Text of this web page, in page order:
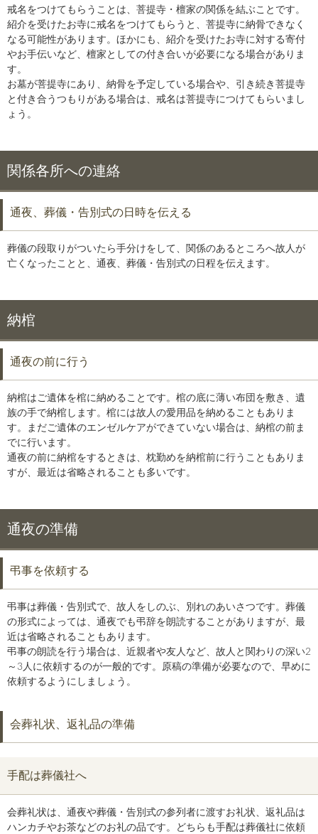
戒名をつけてもらうことは、菩提寺・檀家の関係を結ぶことです。
紹介を受けたお寺に戒名をつけてもらうと、菩提寺に納骨できなく
なる可能性があります。ほかにも、紹介を受けたお寺に対する寄付
やお手伝いなど、檀家としての付き合いが必要になる場合がありま
す。
お墓が菩提寺にあり、納骨を予定している場合や、引き続き菩提寺
と付き合うつもりがある場合は、戒名は菩提寺につけてもらいまし
ょう。
関係各所への連絡
通夜、葬儀・告別式の日時を伝える
葬儀の段取りがついたら手分けをして、関係のあるところへ故人が
亡くなったことと、通夜、葬儀・告別式の日程を伝えます。
納棺
通夜の前に行う
納棺はご遺体を棺に納めることです。棺の底に薄い布団を敷き、遺
族の手で納棺します。棺には故人の愛用品を納めることもありま
す。まだご遺体のエンゼルケアができていない場合は、納棺の前ま
でに行います。
通夜の前に納棺をするときは、枕勤めを納棺前に行うこともありま
すが、最近は省略されることも多いです。
通夜の準備
弔事を依頼する
弔事は葬儀・告別式で、故人をしのぶ、別れのあいさつです。葬儀
の形式によっては、通夜でも弔辞を朗読することがありますが、最
近は省略されることもあります。
弔事の朗読を行う場合は、近親者や友人など、故人と関わりの深い2
～3人に依頼するのが一般的です。原稿の準備が必要なので、早めに
依頼するようにしましょう。
会葬礼状、返礼品の準備
手配は葬儀社へ
会葬礼状は、通夜や葬儀・告別式の参列者に渡すお礼状、返礼品は
ハンカチやお茶などのお礼の品です。どちらも手配は葬儀社に依頼